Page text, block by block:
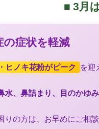
■ 3月
の症状を軽減
ヒノキ花粉がピーク を迎
水、鼻詰まり、目のかゆ
りの方は、お早めにご相